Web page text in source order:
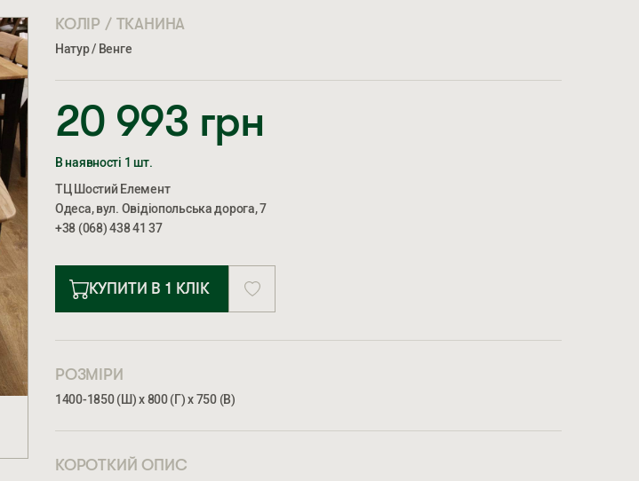
КОЛІР / ТКАНИНА
Натур / Венге
20 993 грн
В наявності 1 шт.
ТЦ Шостий Елемент
Одеса, вул. Овідіопольська дорога, 7
+38 (068) 438 41 37
КУПИТИ В 1 КЛІК
РОЗМІРИ
1400-1850 (Ш) х 800 (Г) х 750 (В)
КОРОТКИЙ ОПИС